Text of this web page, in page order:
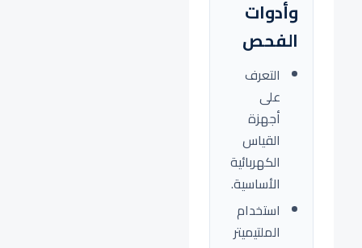
وأدوات
الفحص
التعرف
على
أجهزة
القياس
الكهربائية
الأساسية.
استخدام
الملتيميتر